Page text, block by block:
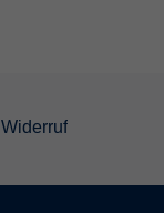
Widerruf